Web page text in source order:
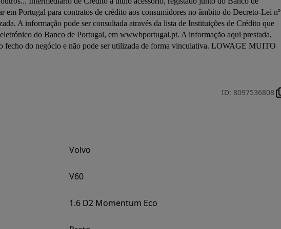
em Portugal para contratos de crédito aos consumidores no âmbito do Decreto-Lei nº
A informação pode ser consultada através da lista de Instituições de Crédito que
do Banco de Portugal, em wwwbportugal.pt. A informação aqui prestada,
fecho do negócio e não pode ser utilizada de forma vinculativa. LOWAGE MUITO
ID: 8097536808
Volvo
V60
1.6 D2 Momentum Eco